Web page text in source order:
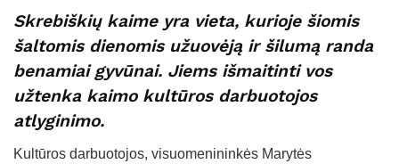
Skrebiškių kaime yra vieta, kurioje šiomis
šaltomis dienomis užuovėją ir šilumą randa
benamiai gyvūnai. Jiems išmaitinti vos
užtenka kaimo kultūros darbuotojos
atlyginimo.
Kultūros darbuotojos, visuomenininkės Marytės